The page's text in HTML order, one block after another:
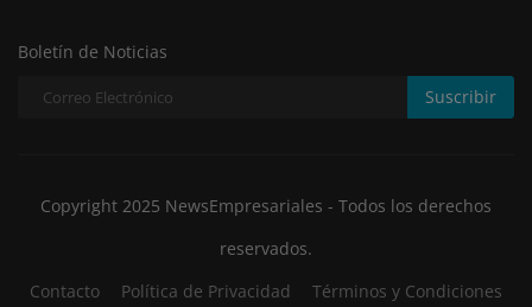
Boletín de Noticias
Suscribir
Copyright 2025 NewsEmpresariales - Todos los derechos
reservados.
Contacto
Política de Privacidad Términos y Condiciones